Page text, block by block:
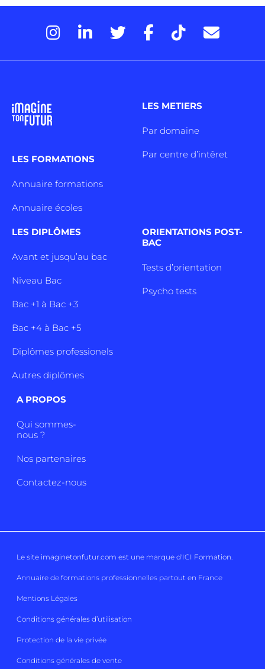
LES FORMATIONS
Annuaire formations
Annuaire écoles
LES METIERS
Par domaine
Par centre d’intêret
LES DIPLÔMES
Avant et jusqu’au bac
Niveau Bac
Bac +1 à Bac +3
Bac +4 à Bac +5
Diplômes professionels
Autres diplômes
ORIENTATIONS POST-
BAC
Tests d’orientation
Psycho tests
A PROPOS
Qui sommes-
nous ?
Nos partenaires
Contactez-nous
Le site imaginetonfutur.com est une marque d'ICI Formation.
Annuaire de formations professionnelles partout en France
Mentions Légales
Conditions générales d’utilisation
Protection de la vie privée
Conditions générales de vente